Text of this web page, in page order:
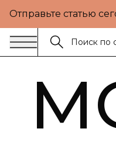
Отправьте статью